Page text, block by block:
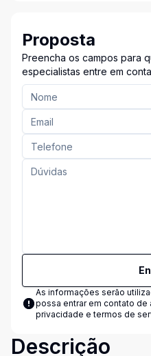
Proposta
Preencha os campos para
especialistas entre em
As informações serão
possa entrar em contato de
privacidade e termos de
Descrição